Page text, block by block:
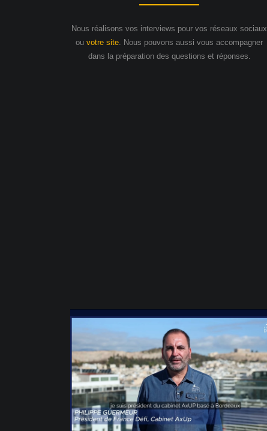
Nous réalisons vos interviews pour vos réseaux sociaux
ou votre site. Nous pouvons aussi vous accompagner
dans la préparation des questions et réponses.